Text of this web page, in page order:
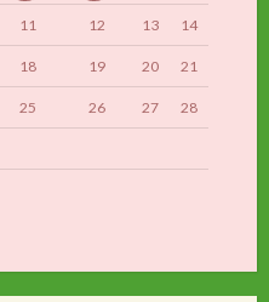
11 12 13 14
18 19 20 21
25 26 27 28